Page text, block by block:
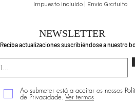
Impuesto incluido| Envio Gratuito
NEWSLETTER
Reciba actualizaciones suscribiéndose a nuestro
Ao submeter está a aceitar os nossos
de Privacidade. Ver termos